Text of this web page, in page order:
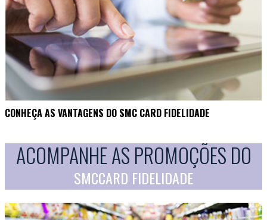
CONHEÇA AS VANTAGENS DO SMC CARD FIDELIDADE
ACOMPANHE AS PROMOÇÕES DO
SMCCARD FIDELIDADE